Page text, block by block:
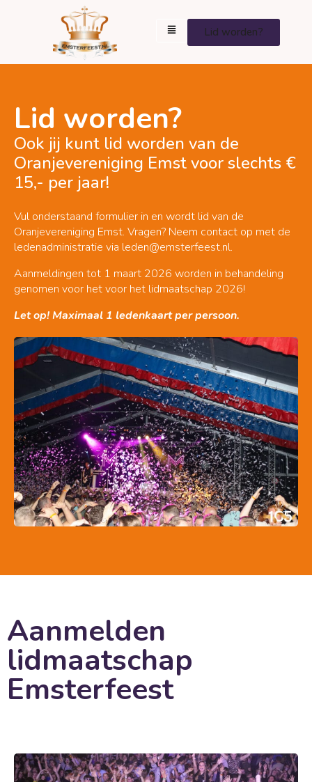
Lid worden?
Lid worden?
Ook jij kunt lid worden van de
Oranjevereniging Emst voor slechts €
15,- per jaar!
Vul onderstaand formulier in en wordt lid van de
Oranjevereniging Emst. Vragen? Neem contact op met de
ledenadministratie via leden@emsterfeest.nl.
Aanmeldingen tot 1 maart 2026 worden in behandeling
genomen voor het voor het lidmaatschap 2026!
Let op! Maximaal 1 ledenkaart per persoon.
Aanmelden
lidmaatschap
Emsterfeest